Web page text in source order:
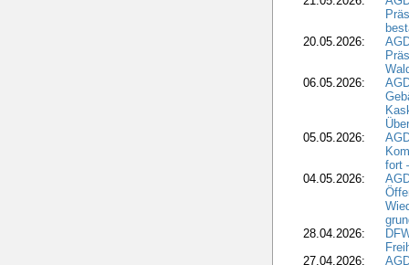
20.05.2026:
06.05.2026:
05.05.2026:
fort
04.05.2026:
28.04.2026:
27.04.2026: